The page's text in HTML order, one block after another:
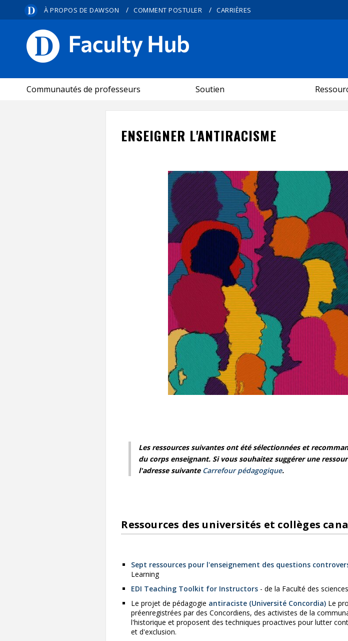
À PROPOS DE DAWSON / COMMENT POSTULER / CARRIÈRES
Communautés de professeurs Soutien
ENSEIGNER L'ANTIRACISME
Les ressources suivantes ont été sélectionnées et
du corps enseignant. Si vous souhaitez suggérer une
l'adresse suivante Carrefour pédagogique.
Ressources des universités et collèges
Sept ressources pour l'enseignement des questions
Learning
EDI Teaching Toolkit for Instructors - de la Faculté des
Le projet de pédagogie antiraciste (Université Concordia) Le
préenregistrées par des Concordiens, des activistes de la
l'historique et proposent des techniques proactives pour lutter
et d'exclusion.